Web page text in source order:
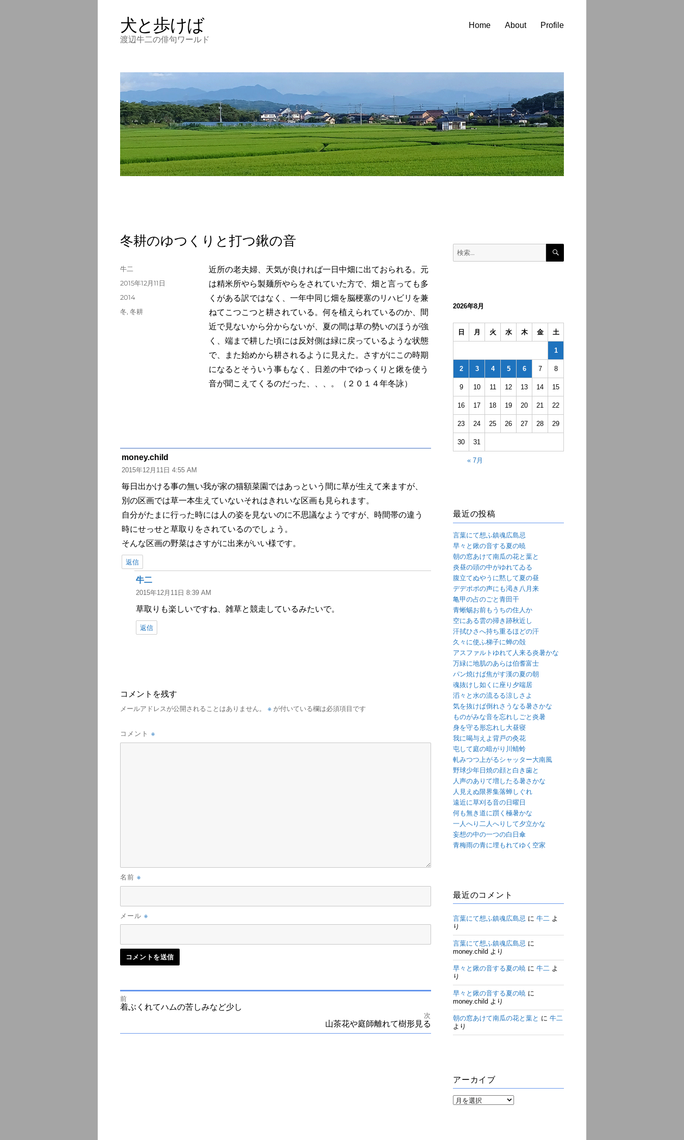
犬と歩けば
渡辺牛二の俳句ワールド
Home About Profile
冬耕のゆつくりと打つ鍬の音
近所の老夫婦、天気が良ければ一日中畑に出ておられる。元
は精米所やら製麺所やらをされていた方で、畑と言っても多
くがある訳ではなく、一年中同じ畑を脳梗塞のリハビリを兼
ねてこつこつと耕されている。何を植えられているのか、間
近で見ないから分からないが、夏の間は草の勢いのほうが強
く、端まで耕した頃には反対側は緑に戻っているような状態
で、また始めから耕されるように見えた。さすがにこの時期
になるとそういう事もなく、日差の中でゆっくりと鍬を使う
音が聞こえてくるのだった、、、。（２０１４年冬詠）
投
牛二
投
2015年12月11日
カ
テ
2014
タ
冬, 冬耕
money.child
り:
2015年12月11日 4:55 AM
毎日出かける事の無い我が家の猫額菜園ではあっという間に草が生えて来ますが、
別の区画では草一本生えていないそれはきれいな区画も見られます。
自分がたまに行った時には人の姿を見ないのに不思議なようですが、時間帯の違う
時にせっせと草取りをされているのでしょう。
そんな区画の野菜はさすがに出来がいい様です。
返信
牛二よ
り:
2015年12月11日 8:39 AM
草取りも楽しいですね、雑草と競走しているみたいで。
返信
コメントを残す
メールアドレスが公開されることはありません。 ※が付いている欄は必須項目です
コメント ※
名前 ※
メール ※
投
前
前
の
着ぶくれてハムの苦しみなど少し
次
山茶花や庭師離れて樹形見る
検
検
2026年8月
日 月 火 水 木 金 土
1
2 3 4 5 6 7 8
9 10 11 12 13 14 15
16 17 18 19 20 21 22
23 24 25 26 27 28 29
30 31
« 7月
最近の投稿
言葉にて想ふ鎮魂広島忌
早々と鍬の音する夏の暁
朝の窓あけて南瓜の花と葉と
炎昼の頭の中がゆれてゐる
腹立てぬやうに黙して夏の昼
デデポポの声にも渇き八月来
亀甲の占のごと青田干
青蜥蜴お前もうちの住人か
空にある雲の掃き跡秋近し
汗拭ひさへ持ち重るほどの汗
久々に使ふ梯子に蝉の殻
アスファルトゆれて人来る炎暑かな
万緑に地肌のあらは伯耆富士
パン焼けば焦がす漢の夏の朝
魂抜けし如くに座り夕端居
滔々と水の流るる涼しさよ
気を抜けば倒れさうなる暑さかな
ものがみな音を忘れしごと炎暑
身を守る形忘れし大昼寝
我に喝与えよ背戸の灸花
屯して庭の暗がり川蜻蛉
軋みつつ上がるシャッター大南風
野球少年日焼の顔と白き歯と
人声のありて増したる暑さかな
人見えぬ限界集落蝉しぐれ
遠近に草刈る音の日曜日
何も無き道に躓く極暑かな
一人へり二人へりして夕立かな
妄想の中の一つの白日傘
青梅雨の青に埋もれてゆく空家
最近のコメント
言葉にて想ふ鎮魂広島忌 に牛二 よ
り
言葉にて想ふ鎮魂広島忌 に
money.child より
早々と鍬の音する夏の暁 に牛二 よ
り
早々と鍬の音する夏の暁 に
money.child より
朝の窓あけて南瓜の花と葉と に牛二
より
アーカイブ
ア